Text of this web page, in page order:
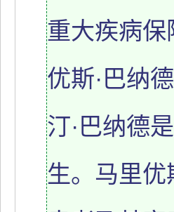
重大疾病
优斯·巴纳
汀·巴纳德
生。马里